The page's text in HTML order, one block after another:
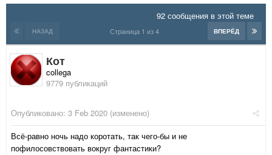
92 сообщения в этой теме
НАЗАД ВПЕРЁД
Страница 1 из 4
Кот
collega
9779 публикаций
Опубликовано: 3 Feb 2020 (изменено)
Всё-равно ночь надо коротать, так чего-бы и не
пофилосовствовать вокруг фантастики?